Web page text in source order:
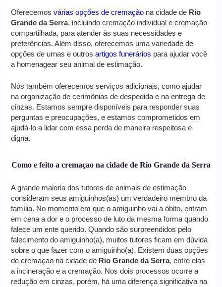
Oferecemosvárias opções de cremação na cidade de Rio
Grande da Serra, incluindo cremação individual e cremação
compartilhada, para atender às suas necessidades e
preferências. Além disso, oferecemos uma variedade de
opções de urnas e outrosartigos funerários para ajudar você
a homenagear seu animal de estimação.
Nós também oferecemos serviços adicionais, como ajudar
na organização de cerimônias de despedida e na entrega de
cinzas. Estamos sempre disponíveis para responder suas
perguntas e preocupações, e estamos comprometidos em
ajudá-lo a lidar com essa perda de maneira respeitosa e
digna.
Como e feito a cremaçao na cidade de Rio Grande da Serra
A grande maioria dos tutores de animais de estimação
consideram seus amiguinhos(as) um verdadeiro membro da
família. No momento em que o amiguinho vai a óbito, entram
em cena a dor e o processo de luto da mesma forma quando
falece um ente querido. Quando são surpreendidos pelo
falecimento do amiguinho(a), muitos tutores ficam em dúvida
sobre o que fazer com o amiguinho(a). Existem duas opções
de cremaçao na cidade de Rio Grande da Serra, entre elas
a incineração e a cremação. Nos dois processos ocorre a
redução em cinzas, porém, há uma diferença significativa na